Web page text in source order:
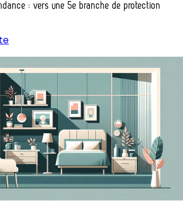
: vers une 5e branche de protection